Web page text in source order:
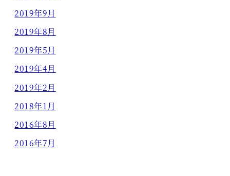
2019年9月
2019年8月
2019年5月
2019年4月
2019年2月
2018年1月
2016年8月
2016年7月